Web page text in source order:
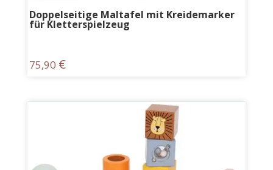
Doppelseitige Maltafel mit Kreidemarker
für Kletterspielzeug
75,90 €